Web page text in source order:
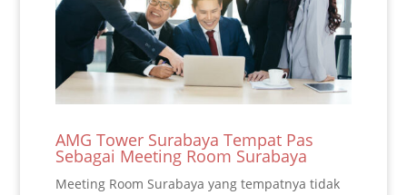
AMG Tower Surabaya Tempat Pas
Sebagai Meeting Room Surabaya
Meeting Room Surabaya yang tempatnya tidak